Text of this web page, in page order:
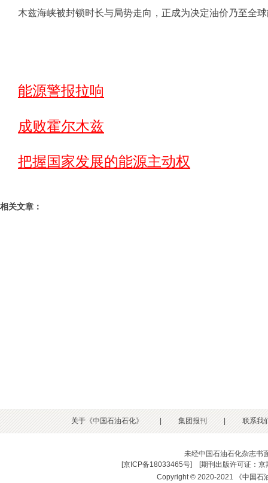
木兹海峡被封锁时长与局势走向，正成为决定油价乃至全
能源警报拉响
成败霍尔木兹
把握国家发展的能源主动权
相关文章：
关于《中国石油石化》 集团报刊 联系我
未经中国石油石化杂志书
[京ICP备18033465号] [期刊出版许可证：
Copyright © 2020-2021 《中国石